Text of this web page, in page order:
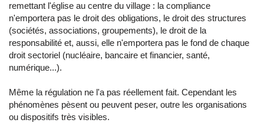
remettant l'église au centre du village : la compliance
n'emportera pas le droit des obligations, le droit des structures
(sociétés, associations, groupements), le droit de la
responsabilité et, aussi, elle n'emportera pas le fond de chaque
droit sectoriel (nucléaire, bancaire et financier, santé,
numérique...).
Même la régulation ne l'a pas réellement fait. Cependant les
phénomènes pèsent ou peuvent peser, outre les organisations
ou dispositifs très visibles.